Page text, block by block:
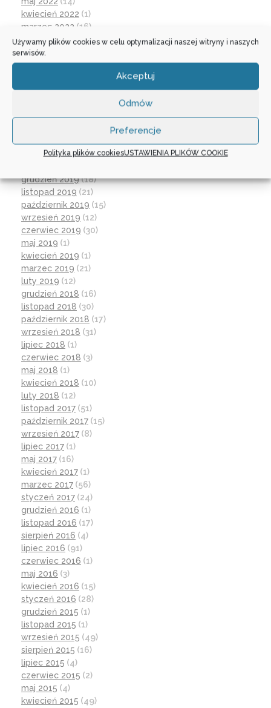
Używamy plików cookies w celu optymalizacji naszej witryny i naszych
serwisów.
Akceptuj
Odmów
Preferencje
Polityka plików cookiesUSTAWIENIA PLIKÓW COOKIE
kwiecień 2022 (1)
marzec 2022 (16)
październik 2021(2)
wrzesień 2021
sierpień 2021(4)
czerwiec 2021(27)
czerwiec 2020(19)
luty 2020(10)
grudzień 2019(18)
listopad 2019 (21)
październik 2019 (15)
wrzesień 2019 (12)
czerwiec 2019 (30)
maj 2019 (1)
kwiecień 2019 (1)
marzec 2019 (21)
luty 2019 (12)
grudzień 2018 (16)
listopad 2018 (30)
październik 2018 (17)
wrzesień 2018 (31)
lipiec 2018 (1)
czerwiec 2018 (3)
maj 2018 (1)
kwiecień 2018 (10)
luty 2018 (12)
listopad 2017 (51)
październik 2017 (15)
wrzesień 2017 (8)
lipiec 2017 (1)
maj 2017 (16)
kwiecień 2017 (1)
marzec 2017 (56)
styczeń 2017 (24)
grudzień 2016 (1)
listopad 2016 (17)
sierpień 2016 (4)
lipiec 2016 (91)
czerwiec 2016 (1)
maj 2016 (3)
kwiecień 2016 (15)
styczeń 2016 (28)
grudzień 2015 (1)
listopad 2015 (1)
wrzesień 2015 (49)
sierpień 2015 (16)
lipiec 2015 (4)
czerwiec 2015 (2)
maj 2015 (4)
kwiecień 2015 (49)